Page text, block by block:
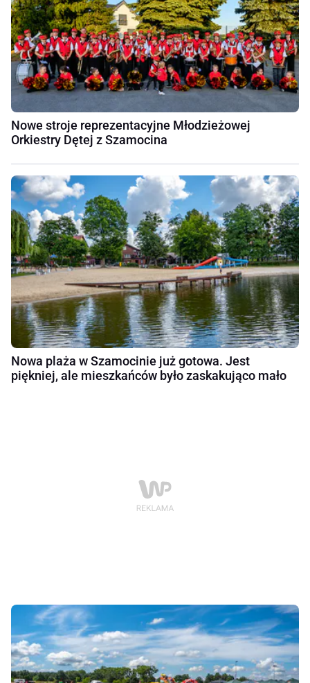
Nowe stroje reprezentacyjne Młodzieżowej
Orkiestry Dętej z Szamocina
Nowa plaża w Szamocinie już gotowa. Jest
piękniej, ale mieszkańców było zaskakująco mało